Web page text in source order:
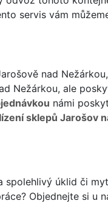
servis vám
nad
Nežárkou, ale
námi
sklepů Jarošov
spolehlivý úklid či
Objednejte si u